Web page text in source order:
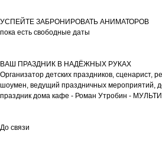
УСПЕЙТЕ ЗАБРОНИРОВАТЬ АНИМАТОРОВ
пока есть свободные даты
ВАШ ПРАЗДНИК В НАДЁЖНЫХ РУКАХ
Организатор детских праздников, сценарист,
шоумен, ведущий праздничных мероприятий,
праздник дома кафе - Роман Утробин -
До связи